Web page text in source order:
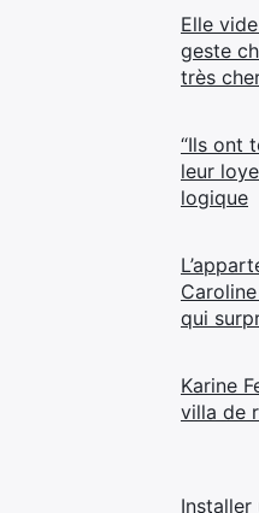
Elle
geste
très
“Ils ont
leur
logique
qui
Karine
villa de